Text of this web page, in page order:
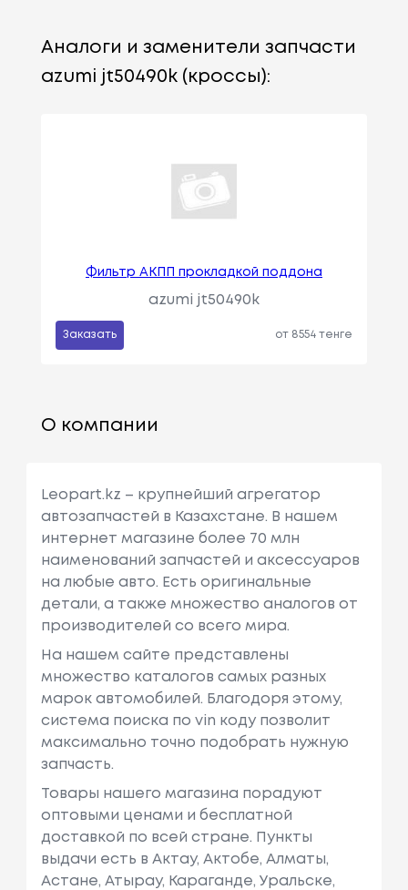
Аналоги и заменители запчасти
azumi jt50490k (кроссы):
Фильтр АКПП прокладкой поддона
azumi jt50490k
Заказать от 8554 тенге
О компании
Leopart.kz – крупнейший агрегатор
автозапчастей в Казахстане. В нашем
интернет магазине более 70 млн
наименований запчастей и аксессуаров
на любые авто. Есть оригинальные
детали, а также множество аналогов от
производителей со всего мира.
На нашем сайте представлены
множество каталогов самых разных
марок автомобилей. Благодоря этому,
система поиска по vin коду позволит
максимально точно подобрать нужную
запчасть.
Товары нашего магазина порадуют
оптовыми ценами и бесплатной
доставкой по всей стране. Пункты
выдачи есть в Актау, Актобе, Алматы,
Астане, Атырау, Караганде, Уральске,